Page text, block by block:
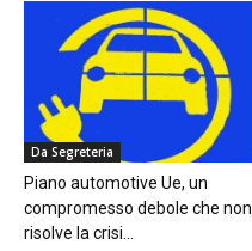
Da Segreteria
Piano automotive Ue, un
compromesso debole che non
risolve la crisi...